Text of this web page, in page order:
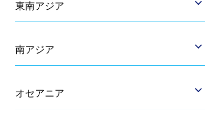
東南アジア
南アジア
オセアニア